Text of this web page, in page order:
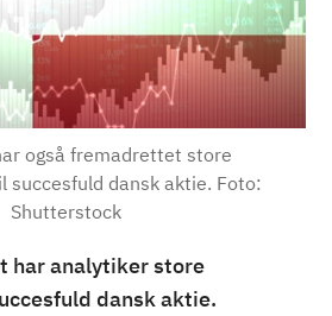
også fremadrettet store
succesfuld dansk aktie. Foto:
Shutterstock
har analytiker store
dansk aktie.